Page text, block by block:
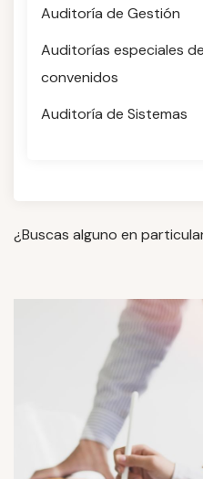
Auditoría de Gestión
Auditorías especiales
convenidos
Auditoría de Sistemas
¿Buscas alguno en